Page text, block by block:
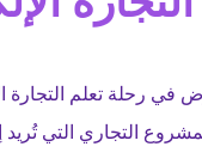
في رحلة تعلم التجارة
التجاري التي تُريد